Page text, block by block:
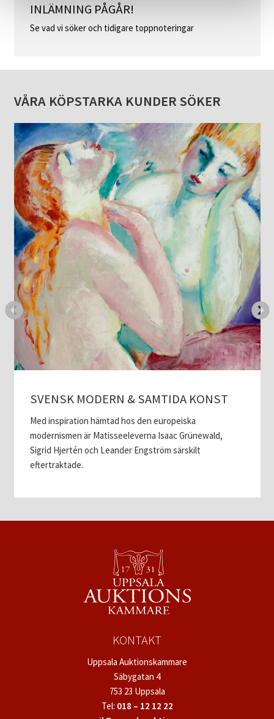
INLÄMNING PÅGÅR!
Se vad vi söker och tidigare toppnoteringar
VÅRA KÖPSTARKA KUNDER SÖKER
SVENSK MODERN & SAMTIDA KONST
Med inspiration hämtad hos den europeiska
modernismen är Matisseeleverna Isaac Grünewald,
Sigrid Hjertén och Leander Engström särskilt
eftertraktade.
KONTAKT
Uppsala Auktionskammare
Säbygatan 4
753 23 Uppsala
Tel: 018 – 12 12 22